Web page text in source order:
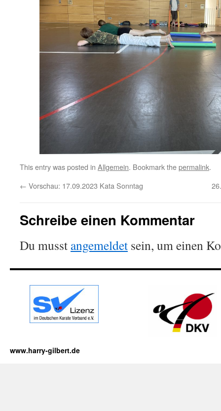
This entry was posted in Allgemein. Bookmark thepermalink.
← Vorschau: 17.09.2023 Kata Sonntag
Schreibe einen Kommentar
Du musst angemeldet sein, um einen
www.harry-gilbert.de